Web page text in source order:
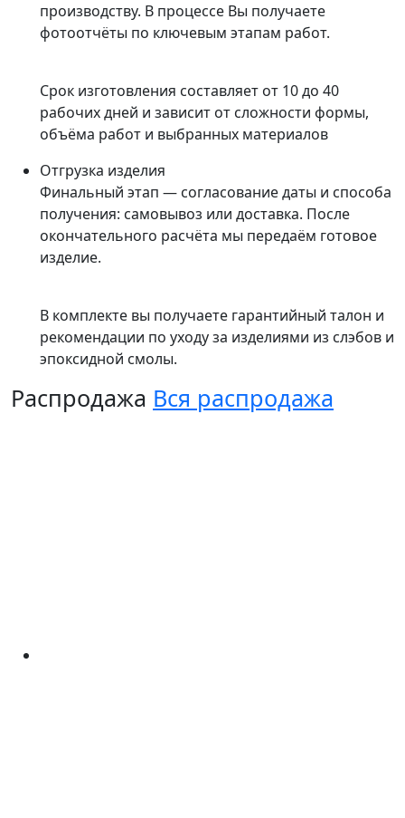
производству. В процессе Вы получаете
фотоотчёты по ключевым этапам работ.
Срок изготовления составляет от 10 до 40
рабочих дней и зависит от сложности формы,
объёма работ и выбранных материалов
Отгрузка изделия
Финальный этап — согласование даты и способа
получения: самовывоз или доставка. После
окончательного расчёта мы передаём готовое
изделие.
В комплекте вы получаете гарантийный талон и
рекомендации по уходу за изделиями из слэбов и
эпоксидной смолы.
Распродажа Вся распродажа